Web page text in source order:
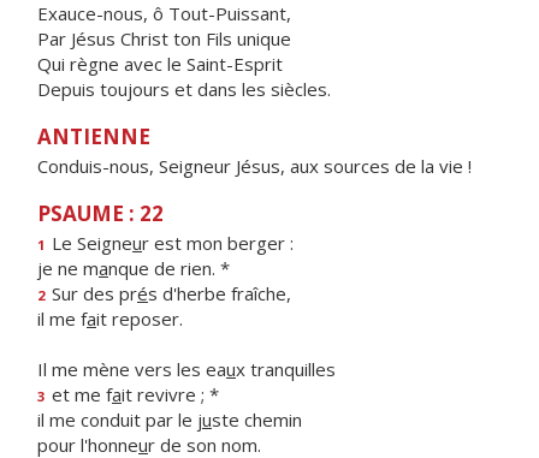
Exauce-nous, ô Tout-Puissant,
Par Jésus Christ ton Fils unique
Qui règne avec le Saint-Esprit
Depuis toujours et dans les siècles.
ANTIENNE
Conduis-nous, Seigneur Jésus, aux sources de la vie !
PSAUME : 22
1 Le Seigneur est mon berger :
je ne manque de rien. *
2 Sur des prés d'herbe fraîche,
il me fait reposer.
Il me mène vers les eaux tranquilles
3 et me fait revivre ; *
il me conduit par le juste chemin
pour l'honneur de son nom.